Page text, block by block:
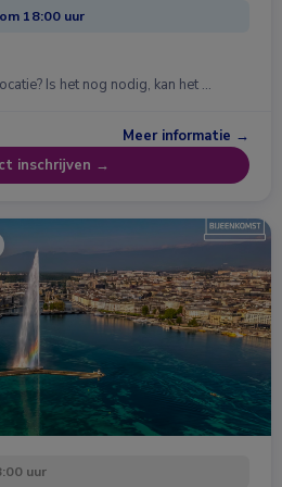
18:00 uur
Is het nog nodig, kan het …
Meer informatie →
inschrijven →
uur